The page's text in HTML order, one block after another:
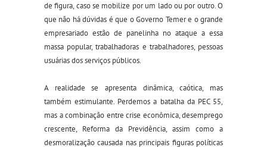
de figura, caso se mobilize por um lado ou por outro. O
que não há dúvidas é que o Governo Temer e o grande
empresariado estão de panelinha no ataque a essa
massa popular, trabalhadoras e trabalhadores, pessoas
usuárias dos serviços públicos.
A realidade se apresenta dinâmica, caótica, mas
também estimulante. Perdemos a batalha da PEC 55,
mas a combinação entre crise econômica, desemprego
crescente, Reforma da Previdência, assim como a
desmoralização causada nas principais figuras políticas